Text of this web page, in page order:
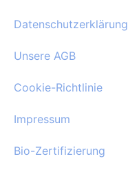
Datenschutzerklärung
Unsere AGB
Cookie-Richtlinie
Impressum
Bio-Zertifizierung